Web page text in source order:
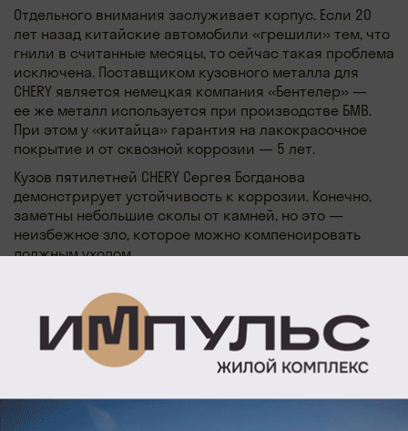
Отдельного внимания заслуживает корпус. Если 20
лет назад китайские автомобили «грешили» тем, что
гнили в считанные месяцы, то сейчас такая проблема
исключена. Поставщиком кузовного металла для
CHERY является немецкая компания «Бентелер» —
ее же металл используется при производстве БМВ.
При этом у «китайца» гарантия на лакокрасочное
покрытие и от сквозной коррозии — 5 лет.
Кузов пятилетней CHERY Сергея Богданова
демонстрирует устойчивость к коррозии. Конечно,
заметны небольшие сколы от камней, но это —
неизбежное зло, которое можно компенсировать
должным уходом.
Автомобиль-бестселлер
CHERY TIGGO 7 PRO/PRO MAX — один из бестселлеров
отечественного авторынка. При этом все актуальные
модели из семейства TIGGO, которые официально
построены на единой модульной платформе. Это
означает, что отсутствие серьезных проблем